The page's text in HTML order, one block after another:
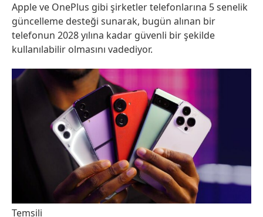
Apple ve OnePlus gibi şirketler telefonlarına 5 senelik
güncelleme desteği sunarak, bugün alınan bir
telefonun 2028 yılına kadar güvenli bir şekilde
kullanılabilir olmasını vadediyor.
Temsili